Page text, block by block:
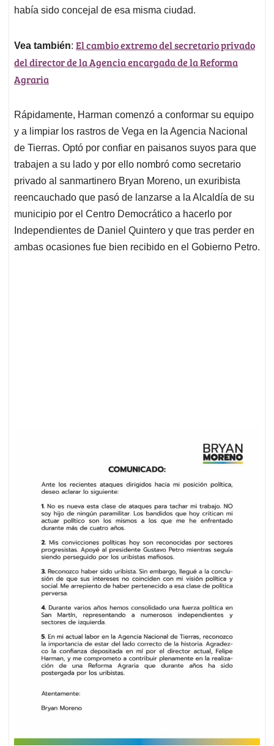
había sido concejal de esa misma ciudad.
Vea también: El cambio extremo del secretario privado
del director de la Agencia encargada de la Reforma
Agraria
Rápidamente, Harman comenzó a conformar su equipo
y a limpiar los rastros de Vega en la Agencia Nacional
de Tierras. Optó por confiar en paisanos suyos para que
trabajen a su lado y por ello nombró como secretario
privado al sanmartinero Bryan Moreno, un exuribista
reencauchado que pasó de lanzarse a la Alcaldía de su
municipio por el Centro Democrático a hacerlo por
Independientes de Daniel Quintero y que tras perder en
ambas ocasiones fue bien recibido en el Gobierno Petro.